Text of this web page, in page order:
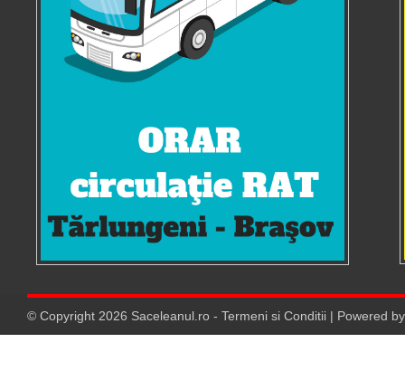
© Copyright 2026 Saceleanul.ro - Termeni si Conditii | Powered